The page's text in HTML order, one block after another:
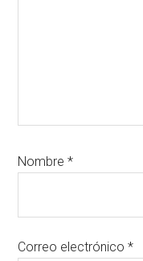
Nombre*
Correo electrónico*